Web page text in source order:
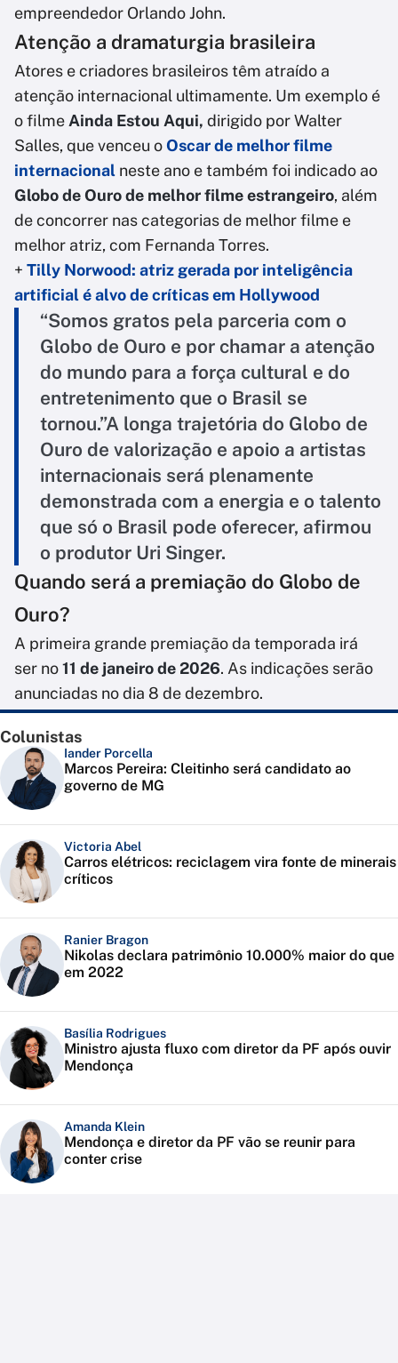
empreendedor Orlando John.
Atenção a dramaturgia brasileira
Atores e criadores brasileiros têm atraído a
atenção internacional ultimamente. Um exemplo é
o filmeAinda Estou Aqui, dirigido por Walter
Salles, que venceu oOscar de melhor filme
internacional neste ano e também foi indicado ao
Globo de Ouro de melhor filme estrangeiro, além
de concorrer nas categorias de melhor filme e
melhor atriz, com Fernanda Torres.
+ Tilly Norwood: atriz gerada por inteligência
artificial é alvo de críticas em Hollywood
“Somos gratos pela parceria com o
Globo de Ouro e por chamar a atenção
do mundo para a força cultural e do
entretenimento que o Brasil se
tornou.”A longa trajetória do Globo de
Ouro de valorização e apoio a artistas
internacionais será plenamente
demonstrada com a energia e o talento
que só o Brasil pode oferecer, afirmou
o produtor Uri Singer.
Quando será a premiação do Globo de
Ouro?
A primeira grande premiação da temporada irá
ser no11 de janeiro de 2026. As indicações serão
anunciadas no dia 8 de dezembro.
Colunistas
Iander Porcella
Marcos Pereira: Cleitinho será candidato ao
governo de MG
Victoria Abel
Carros elétricos: reciclagem vira fonte de minerais
críticos
Ranier Bragon
Nikolas declara patrimônio 10.000% maior do que
em 2022
Basília Rodrigues
Ministro ajusta fluxo com diretor da PF após ouvir
Mendonça
Amanda Klein
Mendonça e diretor da PF vão se reunir para
conter crise